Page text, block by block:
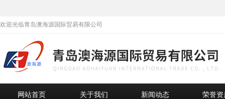
欢迎光临青岛澳海源国际贸易有限公司
网站首页 关于我们 新闻动态 荣誉资